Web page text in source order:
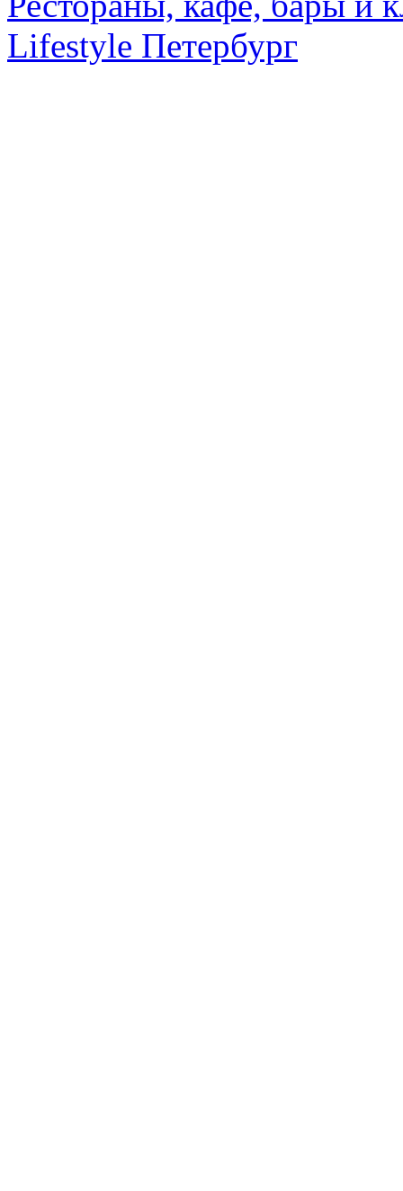
Lifestyle Петербург